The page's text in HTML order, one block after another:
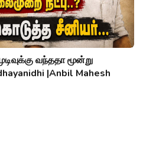
வந்ததா மூன்று
|Anbil Mahesh